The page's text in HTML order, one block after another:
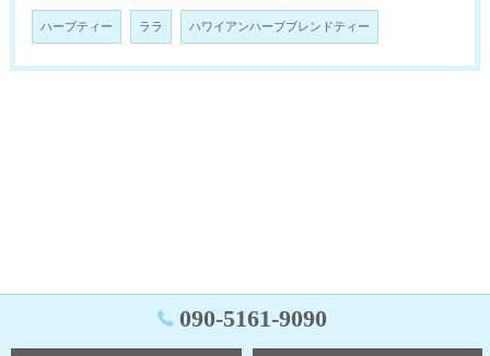
ハーブティー ララ ハワイアンハーブブレンドティー
090-5161-9090